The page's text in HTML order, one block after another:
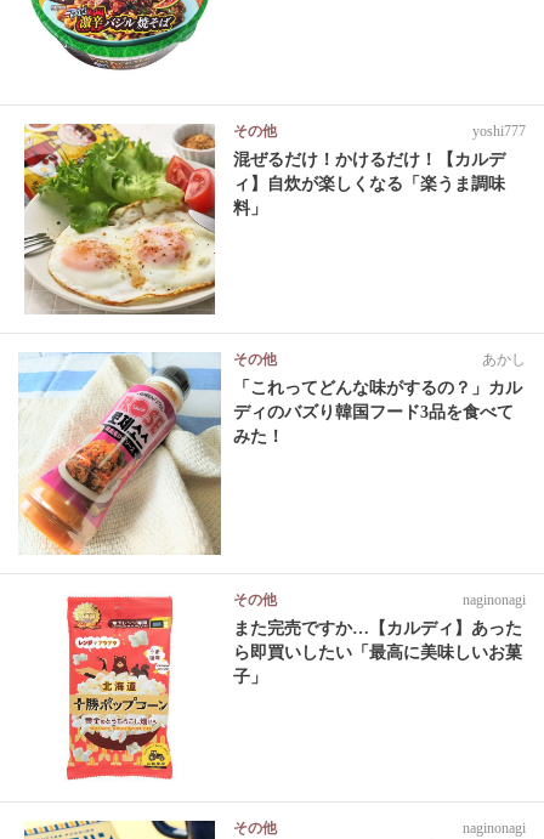
その他 yoshi777
混ぜるだけ！かけるだけ！【カルデ
ィ】自炊が楽しくなる「楽うま調味
料」
その他 あかし
「これってどんな味がするの？」カル
ディのバズり韓国フード3品を食べて
みた！
その他 naginonagi
また完売ですか…【カルディ】あった
ら即買いしたい「最高に美味しいお菓
子」
その他 naginonagi